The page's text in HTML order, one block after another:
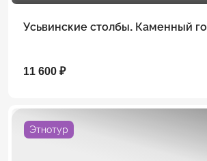
Усьвинские столбы. Каменный
11 600 ₽
Этнотур